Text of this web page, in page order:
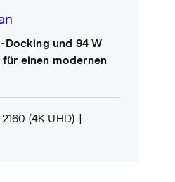
Docking und 94 W
für einen modernen
(4K UHD)